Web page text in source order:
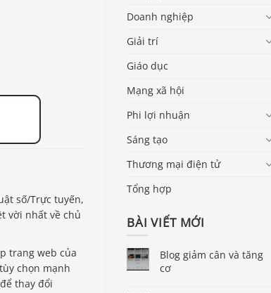
số/Trực tuyến,
vời nhất về chủ
trang web của
chọn mạnh
thay đổi
Doanh nghiệp
Giải trí
Giáo dục
Mạng xã hội
Phi lợi nhuận
Sáng tạo
Thương mại điện tử
Tổng hợp
BÀI VIẾT MỚI
Blog giảm cân và tăng
cơ